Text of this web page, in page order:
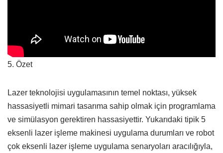
5. Özet
Lazer teknolojisi uygulamasının temel noktası, yüksek
hassasiyetli mimari tasarıma sahip olmak için programlama
ve simülasyon gerektiren hassasiyettir. Yukarıdaki tipik 5
eksenli lazer işleme makinesi uygulama durumları ve robot
çok eksenli lazer işleme uygulama senaryoları aracılığıyla,